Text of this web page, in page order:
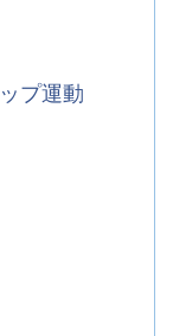
プ運動